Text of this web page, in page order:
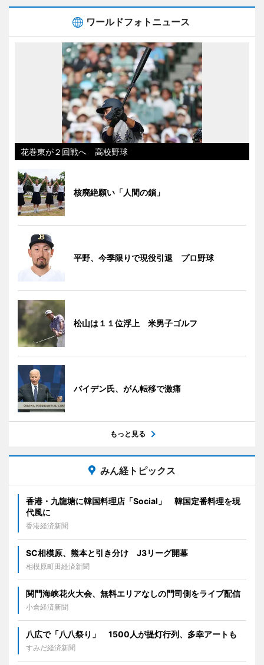
ワールドフォトニュース
花巻東が２回戦へ 高校野球
核廃絶願い「人間の鎖」
平野、今季限りで現役引退 プロ野球
松山は１１位浮上 米男子ゴルフ
バイデン氏、がん転移で激痛
もっと見る
みん経トピックス
香港・九龍塘に韓国料理店「Social」 韓国定番料理を現
代風に
香港経済新聞
SC相模原、熊本と引き分け J3リーグ開幕
相模原町田経済新聞
関門海峡花火大会、無料エリアなしの門司側をライブ配信
小倉経済新聞
八広で「八八祭り」 1500人が提灯行列、多幸アートも
すみだ経済新聞